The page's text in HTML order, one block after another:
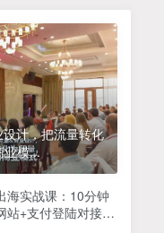
理商招募正式启动！
电商企业经营之道，打造电商标准化运营体系
争小，让你有机会成大卖的赛道
投入纯薅羊毛，无门槛，一天200+【揭秘】
的项目，一个月收益5000+
网页，日入1k+零门槛小白首选副业
计，把流量转化
业模...
海实战课：10分钟
站+支付登陆对接，